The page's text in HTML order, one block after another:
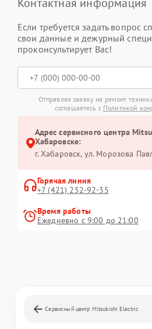
Если требуется задать вопрос
свои данные и дежурный
проконсультирует Вас!
Отправляя заявку на ремонт
соглашаетесь с Политикой
Адрес сервисного центра
Хабаровске:
г. Хабаровск, ул. Морозова
Горячая линия
+7 (421) 252-92-35
Время работы
Ежедневно с 9:00 до 21:00
Сервисный центр Mitsubishi Electric